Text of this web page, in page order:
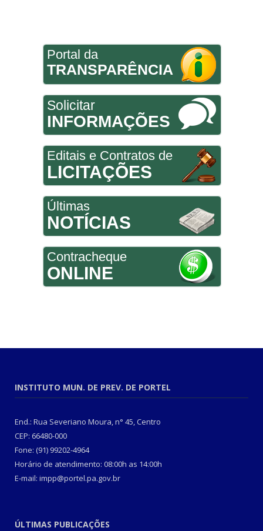
Portal da
TRANSPARÊNCIA
Solicitar
INFORMAÇÕES
Editais e Contratos de
LICITAÇÕES
Últimas
NOTÍCIAS
Contracheque
ONLINE
INSTITUTO MUN. DE PREV. DE PORTEL
End.: Rua Severiano Moura, n° 45, Centro
CEP: 66480-000
Fone: (91) 99202-4964
Horário de atendimento: 08:00h as 14:00h
E-mail: impp@portel.pa.gov.br
ÚLTIMAS PUBLICAÇÕES